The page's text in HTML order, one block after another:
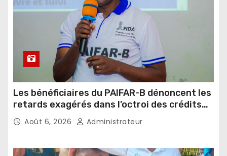
Les bénéficiaires du PAIFAR-B dénoncent les
retards exagérés dans l’octroi des crédits
agricoles
Août 6, 2026 Administrateur